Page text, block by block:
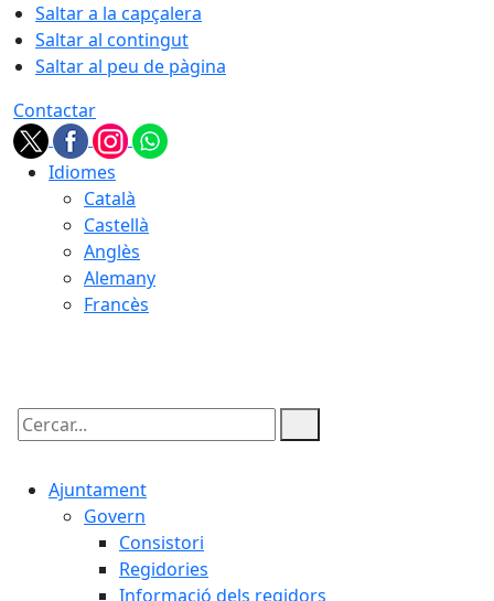
Saltar a la capçalera
Saltar al contingut
Saltar al peu de pàgina
Contactar
Idiomes
Català
Castellà
Anglès
Alemany
Francès
Cercar:
Ajuntament
Govern
Consistori
Regidories
Informació dels regidors